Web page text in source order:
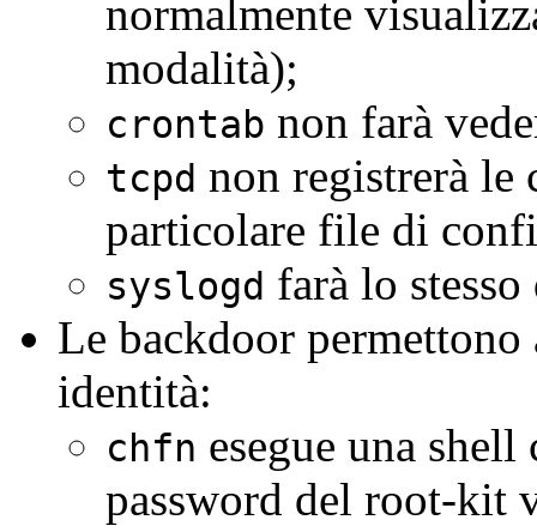
normalmente
modalità);
crontab non farà
tcpd non registrerà le
particolare file di
syslogd farà lo
Le backdoor
identità:
chfn esegue una
password del root-kit